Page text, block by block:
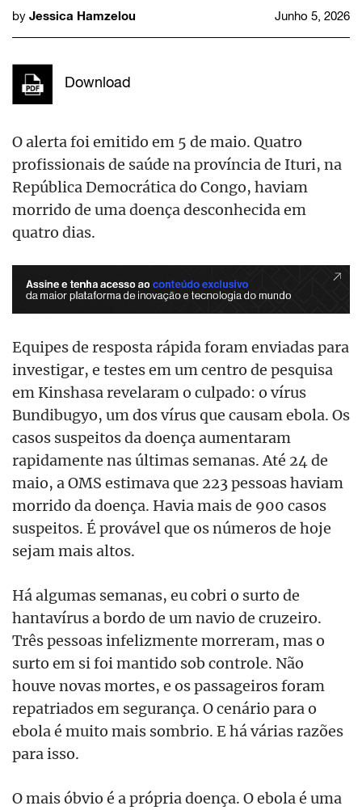
by Jessica Hamzelou Junho 5, 2026
Download
O alerta foi emitido em 5 de maio. Quatro
profissionais de saúde na província de Ituri, na
República Democrática do Congo, haviam
morrido de uma doença desconhecida em
quatro dias.
Equipes de resposta rápida foram enviadas para
investigar, e testes em um centro de pesquisa
em Kinshasa revelaram o culpado: o vírus
Bundibugyo, um dos vírus que causam ebola. Os
casos suspeitos da doença aumentaram
rapidamente nas últimas semanas. Até 24 de
maio, a OMS estimava que 223 pessoas haviam
morrido da doença. Havia mais de 900 casos
suspeitos. É provável que os números de hoje
sejam mais altos.
Há algumas semanas, eu cobri o surto de
hantavírus a bordo de um navio de cruzeiro.
Três pessoas infelizmente morreram, mas o
surto em si foi mantido sob controle. Não
houve novas mortes, e os passageiros foram
repatriados em segurança. O cenário para o
ebola é muito mais sombrio. E há várias razões
para isso.
O mais óbvio é a própria doença. O ebola é uma